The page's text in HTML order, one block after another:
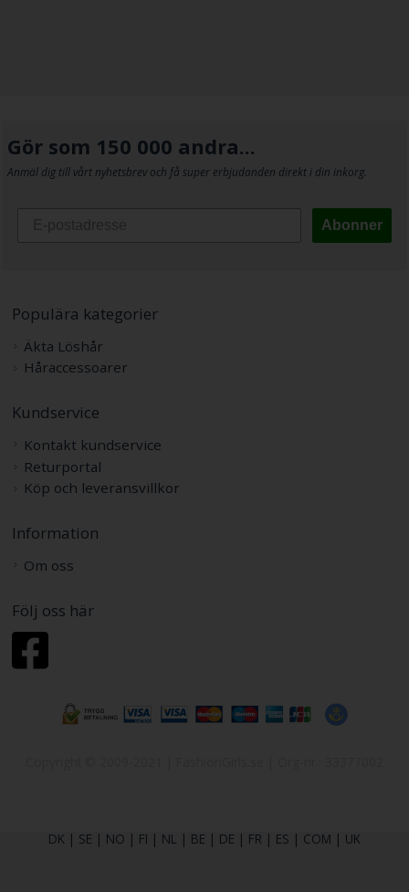
Gör som 150 000 andra...
Anmäl dig till vårt nyhetsbrev och få super erbjudanden direkt i din inkorg.
Abonner
Populära kategorier
Äkta Löshår
Håraccessoarer
Kundservice
Kontakt kundservice
Returportal
Köp och leveransvillkor
Information
Om oss
Följ oss här
DK | SE | NO | FI | NL | BE | DE | FR | ES | COM | UK